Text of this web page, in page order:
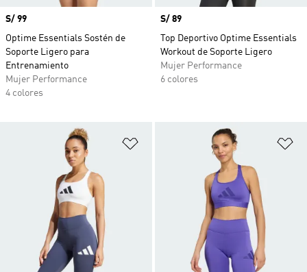
Precio
S/ 99
Optime Essentials Sostén de
Soporte Ligero para
Entrenamiento
Mujer Performance
4 colores
Precio
S/ 89
Top Deportivo Optime Essentials
Workout de Soporte Ligero
Mujer Performance
6 colores
Añadir a la lista de deseos